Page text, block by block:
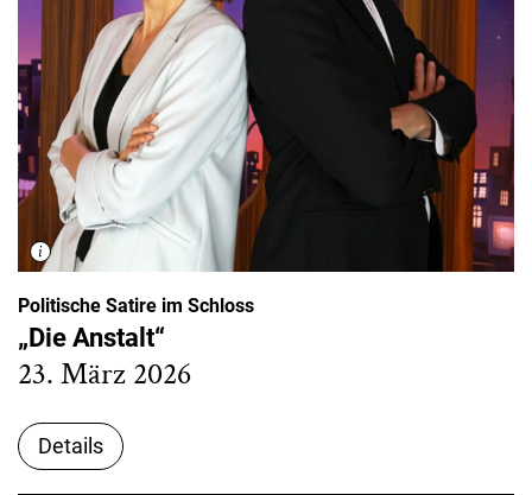
Politische Satire im Schloss
„Die Anstalt“
23. März 2026
Details